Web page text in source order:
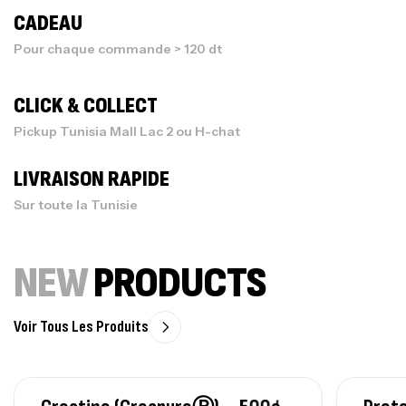
CADEAU
Pour chaque commande > 120 dt
CLICK & COLLECT
Pickup Tunisia Mall Lac 2 ou H-chat
LIVRAISON RAPIDE
Sur toute la Tunisie
NEWPRODUCTS
Voir Tous Les Produits